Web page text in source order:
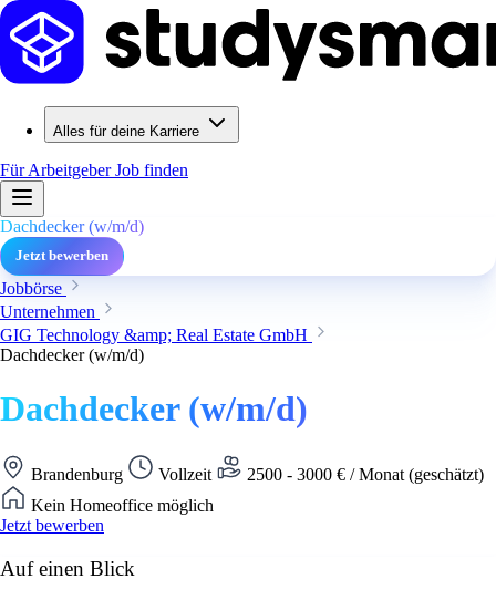
Alles für deine Karriere
Für ArbeitgeberJob finden
Dachdecker (w/m/d)
Jetzt bewerben
Jobbörse
Unternehmen
GIG Technology &amp; Real Estate GmbH
Dachdecker (w/m/d)
Dachdecker (w/m/d)
Brandenburg Vollzeit
2500 - 3000 € / Monat (geschätzt)
Kein Homeoffice möglich
Jetzt bewerben
Auf einen Blick